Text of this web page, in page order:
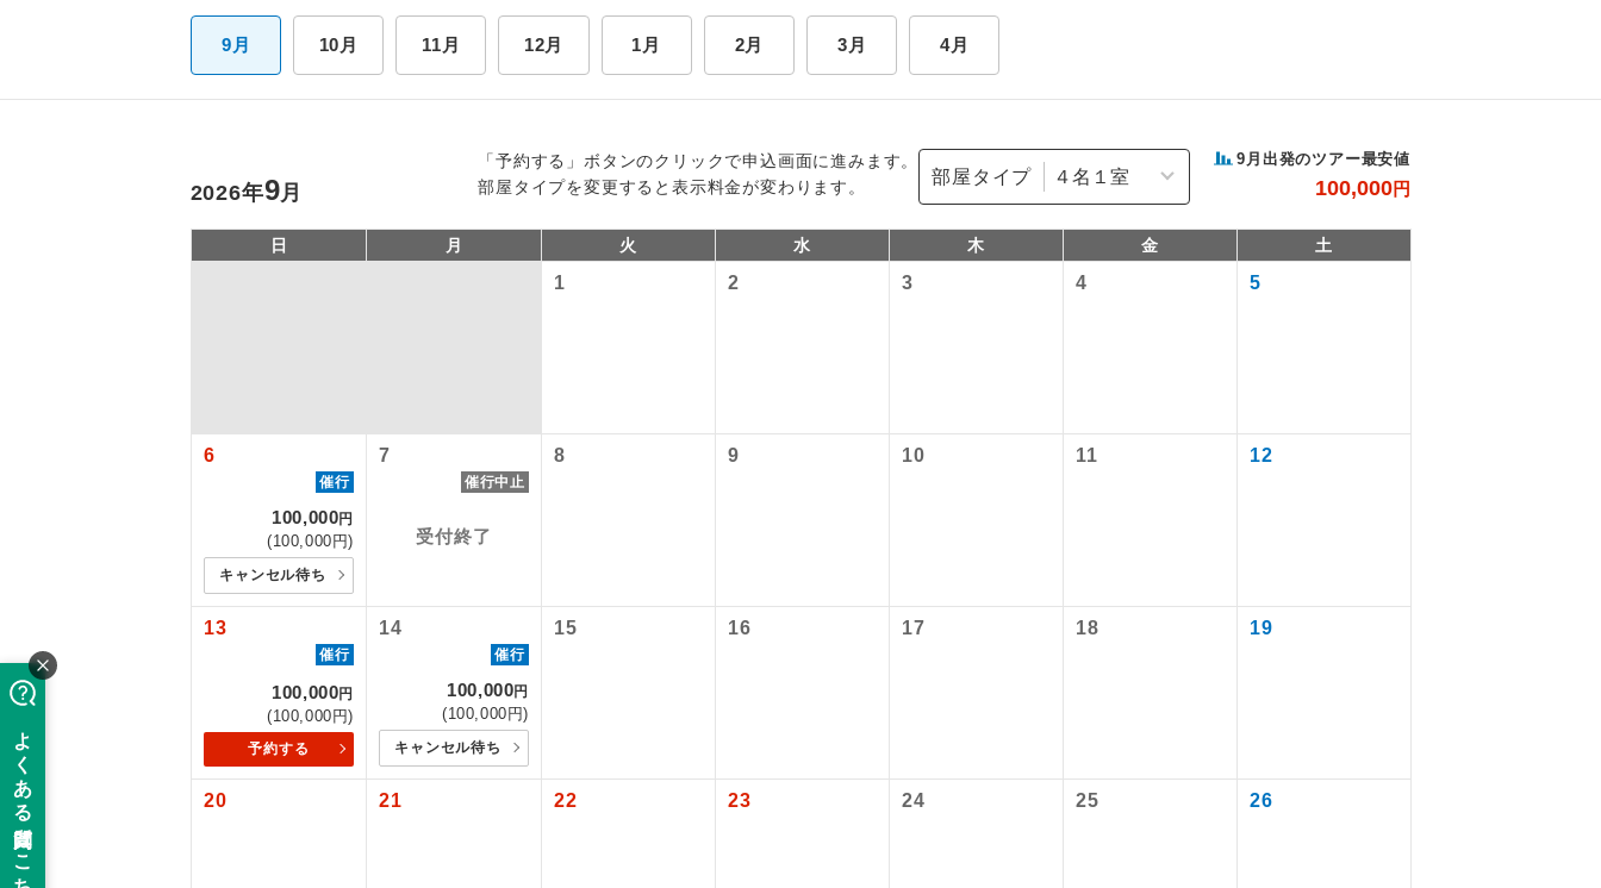
9月 10月 11月 12月 1月 2月 3月 4月
「予約する」ボタンのクリックで申込画面に進みます。
部屋タイプを変更すると表示料金が変わります。
部屋タイプ
9 月出発のツアー最安値
100,000円
2026年9月
日 月 火 水 木 金 土
1 2 3 4 5
6
催行
100,000円
(100,000円)
キャンセル待ち
7
催行中止
受付終了
8 9 10 11 12
13
催行
100,000円
(100,000円)
予約する
14
催行
100,000円
(100,000円)
キャンセル待ち
15 16 17 18 19
20 21 22 23 24 25 26
【国内旅客施設使用料について】
旅行代金に国内旅客施設使用料は含まれておりません。別途お支払いが必要となります。
添乗員同行
往路出発空港（駅）から復路到着空港（駅）まで同行しま
現地添乗員同行
バスガイド乗務 バスガイドが乗務し、車内での観光案内があります。